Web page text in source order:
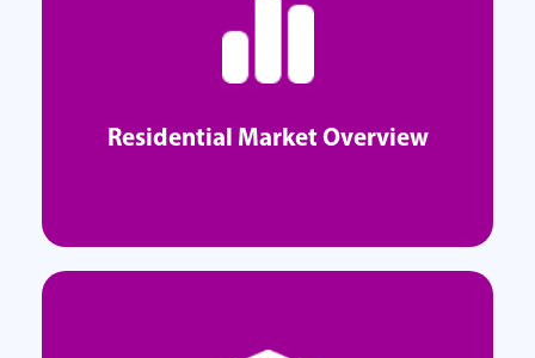
Ranking Inmobiliario
Explorar
Residential Market Overview